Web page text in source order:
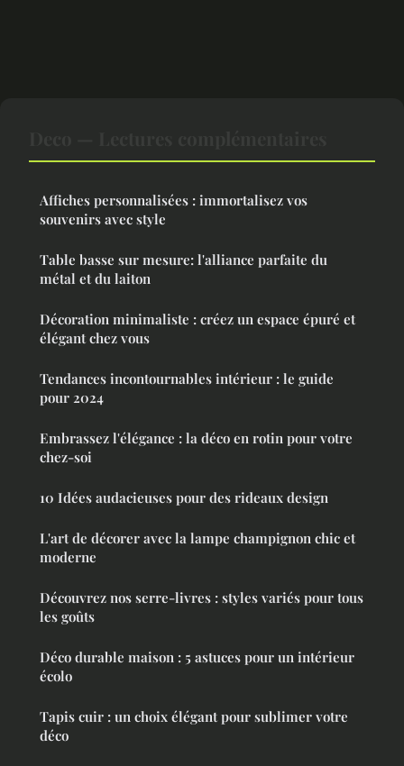
Affiches personnalisées : immortalisez vos
souvenirs avec style
Table basse sur mesure: l'alliance parfaite du
métal et du laiton
Décoration minimaliste : créez un espace épuré et
élégant chez vous
Tendances incontournables intérieur : le guide
pour 2024
Embrassez l'élégance : la déco en rotin pour votre
chez-soi
10 Idées audacieuses pour des rideaux design
L'art de décorer avec la lampe champignon chic et
moderne
Découvrez nos serre-livres : styles variés pour tous
les goûts
Déco durable maison : 5 astuces pour un intérieur
écolo
Tapis cuir : un choix élégant pour sublimer votre
déco